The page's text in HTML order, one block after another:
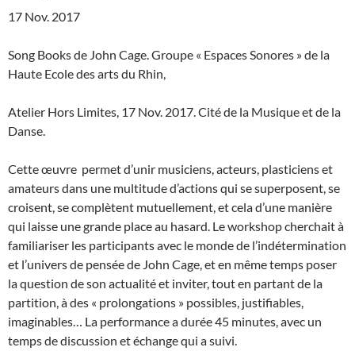
17 Nov. 2017
Song Books de John Cage. Groupe « Espaces Sonores » de la
Haute Ecole des arts du Rhin,
Atelier Hors Limites, 17 Nov. 2017. Cité de la Musique et de la
Danse.
Cette œuvre permet d’unir musiciens, acteurs, plasticiens et
amateurs dans une multitude d’actions qui se superposent, se
croisent, se complètent mutuellement, et cela d’une manière
qui laisse une grande place au hasard. Le workshop cherchait à
familiariser les participants avec le monde de l’indétermination
et l’univers de pensée de John Cage, et en même temps poser
la question de son actualité et inviter, tout en partant de la
partition, à des « prolongations » possibles, justifiables,
imaginables… La performance a durée 45 minutes, avec un
temps de discussion et échange qui a suivi.